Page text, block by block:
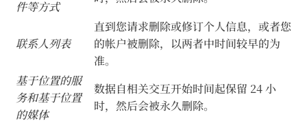
件等方式
联系人列表
直到您请求删除或修订个人信息，或者您
的帐户被删除，以两者中时间较早的为
准。
基于位置的服
务和基于位置
的媒体
数据自相关交互开始时间起保留 24 小
时，然后会被永久删除。